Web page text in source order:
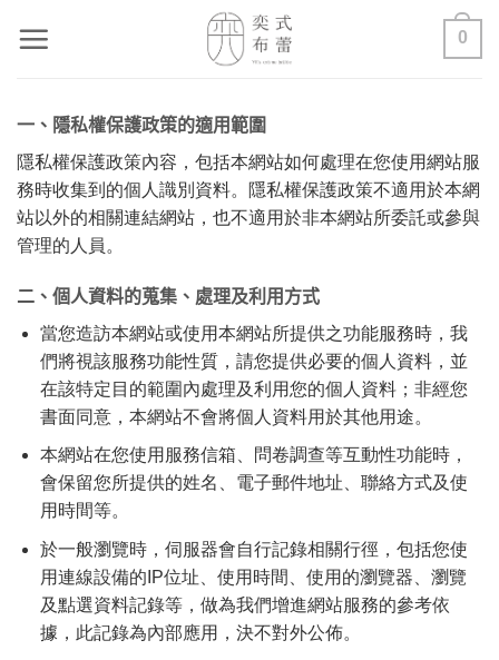
0
一、隱私權保護政策的適用範圍
隱私權保護政策內容，包括本網站如何處理在您使用網站服
務時收集到的個人識別資料。隱私權保護政策不適用於本網
站以外的相關連結網站，也不適用於非本網站所委託或參與
管理的人員。
二、個人資料的蒐集、處理及利用方式
當您造訪本網站或使用本網站所提供之功能服務時，我
們將視該服務功能性質，請您提供必要的個人資料，並
在該特定目的範圍內處理及利用您的個人資料；非經您
書面同意，本網站不會將個人資料用於其他用途。
本網站在您使用服務信箱、問卷調查等互動性功能時，
會保留您所提供的姓名、電子郵件地址、聯絡方式及使
用時間等。
於一般瀏覽時，伺服器會自行記錄相關行徑，包括您使
用連線設備的IP位址、使用時間、使用的瀏覽器、瀏覽
及點選資料記錄等，做為我們增進網站服務的參考依
據，此記錄為內部應用，決不對外公佈。